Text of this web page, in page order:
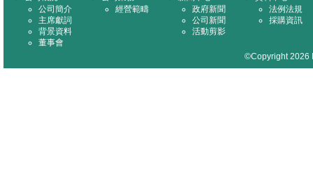
公司簡介
主席獻詞
背景資料
董事會
經營範疇
政府新聞
公司新聞
活動剪影
法例法規
採購資訊
©Copyright 2026